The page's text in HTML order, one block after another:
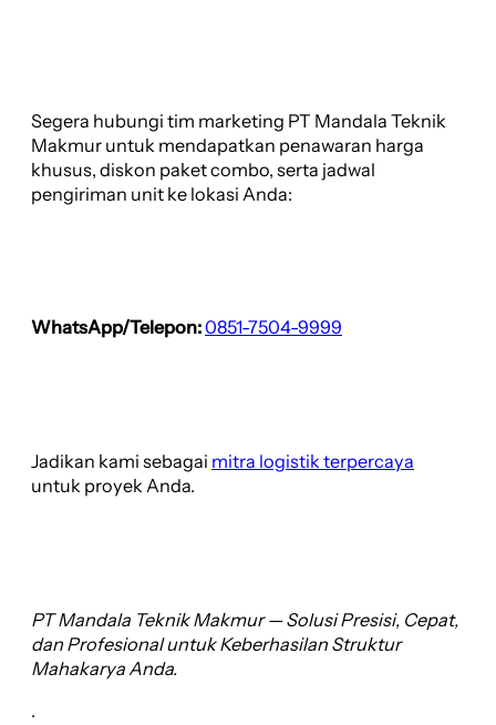
Segera hubungi tim marketing PT Mandala Teknik
Makmur untuk mendapatkan penawaran harga
khusus, diskon paket combo, serta jadwal
pengiriman unit ke lokasi Anda:
WhatsApp/Telepon:0851-7504-9999
Jadikan kami sebagai mitra logistik terpercaya
untuk proyek Anda.
PT Mandala Teknik Makmur — Solusi Presisi, Cepat,
dan Profesional untuk Keberhasilan Struktur
Mahakarya Anda.
.